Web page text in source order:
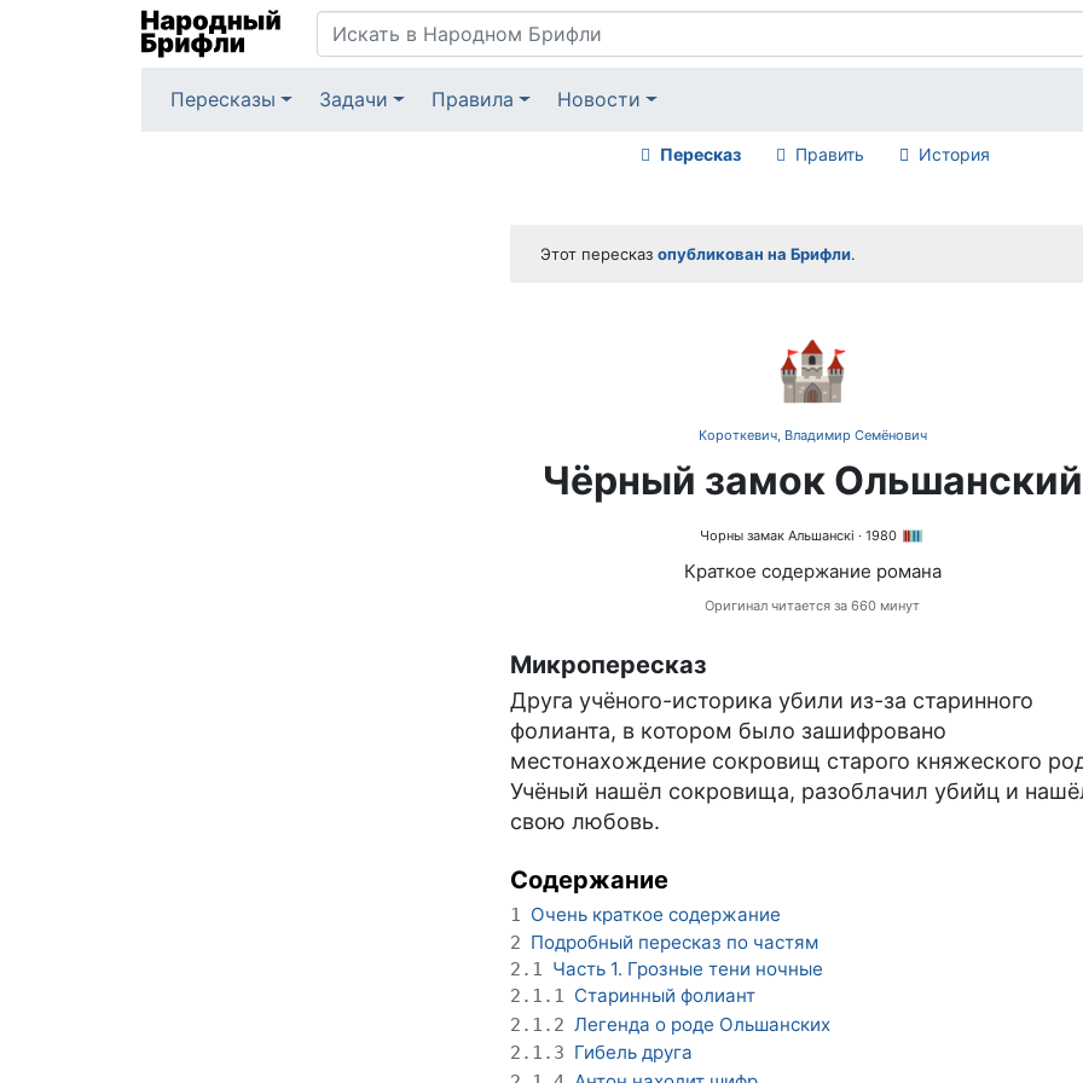
Пересказы Задачи Правила Новости
Пересказ Править История
Этот пересказ опубликован на Брифли.
🏰
Короткевич, Владимир Семёнович
Чёрный замок Ольшанский
Чорны замак Альшанскі · 1980
Краткое содержание романа
Оригинал читается за 660 минут
Микропересказ
Друга учёного-историка убили из-за старинного
фолианта, в котором было зашифровано
местонахождение сокровищ старого княжеского
Учёный нашёл сокровища, разоблачил убийц и
свою любовь.
Содержание
1 Очень краткое содержание
2 Подробный пересказ по частям
2.1 Часть 1. Грозные тени ночные
2.1.1 Старинный фолиант
2.1.2 Легенда о роде Ольшанских
2.1.3 Гибель друга